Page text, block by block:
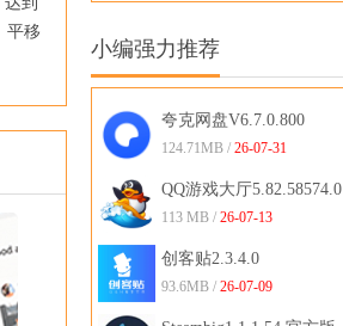
平移
小编强力推荐
夸克网盘V6.7.0.800
124.71MB / 26-07-31
QQ游戏大厅5.82.58574.0
官方版
113 MB / 26-07-13
创客贴2.3.4.0
93.6MB / 26-07-09